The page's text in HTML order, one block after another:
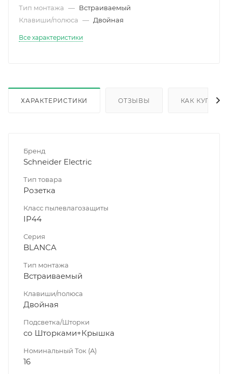
Тип монтажа — Встраиваемый
Клавиши/полюса — Двойная
Все характеристики
ХАРАКТЕРИСТИКИ ОТЗЫВЫ КАК КУПИТЬ
Бренд
Schneider Electric
Тип товара
Розетка
Класс пылевлагозащиты
IP44
Серия
BLANCA
Тип монтажа
Встраиваемый
Клавиши/полюса
Двойная
Подсветка/Шторки
со Шторками+Крышка
Номинальный Ток (A)
16